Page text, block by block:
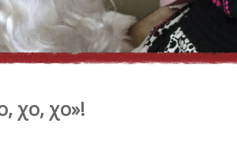
χο, χο»!